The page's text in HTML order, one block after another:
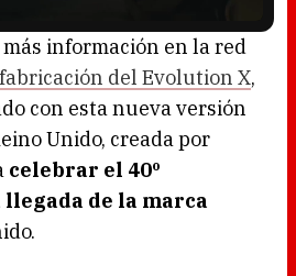
información en la red
del Evolution X,
con esta nueva versión
Unido, creada por
celebrar el 40º
de la marca